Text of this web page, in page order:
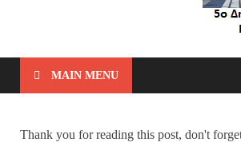
MAIN MENU
Thank you for reading this post, don't